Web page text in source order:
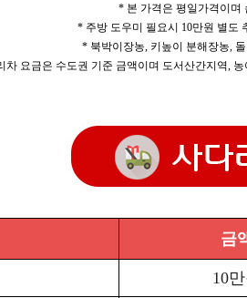
* 본 가격은 평일가격이며
* 주방 도우미 필요시 10만원 별도
* 북박이장농, 키높이 분해장농,
차 요금은 수도권 기준 금액이며 도서산간지역,
금
10